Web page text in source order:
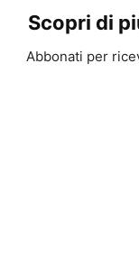
Scopri di
Abbonati per